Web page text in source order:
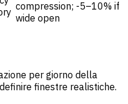
compression; -5–10% if
wide open
per giorno della
finestre realistiche.